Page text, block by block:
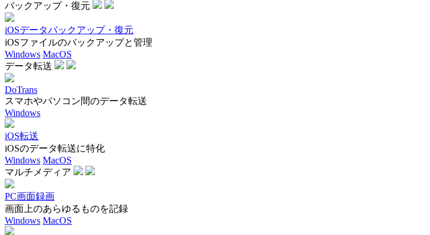
バックアップ・復元
iOSデータバックアップ・復元
iOSファイルのバックアップと管理
Windows MacOS
データ転送
DoTrans
スマホやパソコン間のデータ転送
Windows
iOS転送
iOSのデータ転送に特化
Windows MacOS
マルチメディア
PC画面録画
画面上のあらゆるものを記録
Windows MacOS